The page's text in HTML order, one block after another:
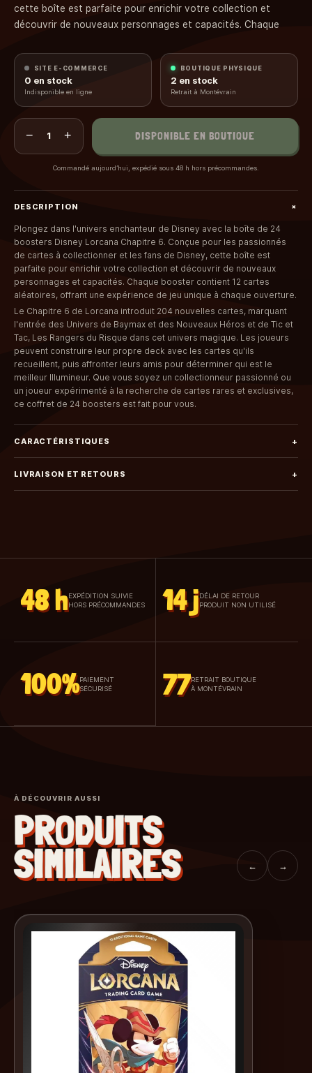
cette boîte est parfaite pour enrichir votre collection et
découvrir de nouveaux personnages et capacités. Chaque
de jeu unique à chaque ouverture.
Le Chapitre 6 de Lorcana introduit 204 nouvelles cartes,
marquant l'entrée des Univers de Baymax et des Nouveaux
Héros et de Tic et Tac, Les Rangers du Risque dans cet
univers magique. Les joueurs peuvent construire leur propre
deck avec les cartes qu'ils recueillent, puis affronter leurs
amis pour déterminer qui est le meilleur Illumineur. Que vous
soyez un collectionneur passionné ou un joueur expérimenté
à la recherche de cartes rares et exclusives, ce coffret de 24
boosters est fait pour vous.
SITE E-COMMERCE
0 en stock
Indisponible en ligne
BOUTIQUE PHYSIQUE
2 en stock
Retrait à Montévrain
− 1 + DISPONIBLE EN BOUTIQUE
Commandé aujourd’hui, expédié sous 48 h hors précommandes.
DESCRIPTION +
Plongez dans l'univers enchanteur de Disney avec la boîte de 24
boosters Disney Lorcana Chapitre 6. Conçue pour les passionnés
de cartes à collectionner et les fans de Disney, cette boîte est
parfaite pour enrichir votre collection et découvrir de nouveaux
personnages et capacités. Chaque booster contient 12 cartes
aléatoires, offrant une expérience de jeu unique à chaque ouverture.
Le Chapitre 6 de Lorcana introduit 204 nouvelles cartes, marquant
l'entrée des Univers de Baymax et des Nouveaux Héros et de Tic et
Tac, Les Rangers du Risque dans cet univers magique. Les joueurs
peuvent construire leur propre deck avec les cartes qu'ils
recueillent, puis affronter leurs amis pour déterminer qui est le
meilleur Illumineur. Que vous soyez un collectionneur passionné ou
un joueur expérimenté à la recherche de cartes rares et exclusives,
ce coffret de 24 boosters est fait pour vous.
CARACTÉRISTIQUES +
LIVRAISON ET RETOURS +
48 hEXPÉDITION SUIVIE
HORS PRÉCOMMANDES
14 jDÉLAI DE RETOUR
PRODUIT NON UTILISÉ
100%PAIEMENT
SÉCURISÉ
77RETRAIT BOUTIQUE
À MONTÉVRAIN
À DÉCOUVRIR AUSSI
PRODUITS
SIMILAIRES ← →